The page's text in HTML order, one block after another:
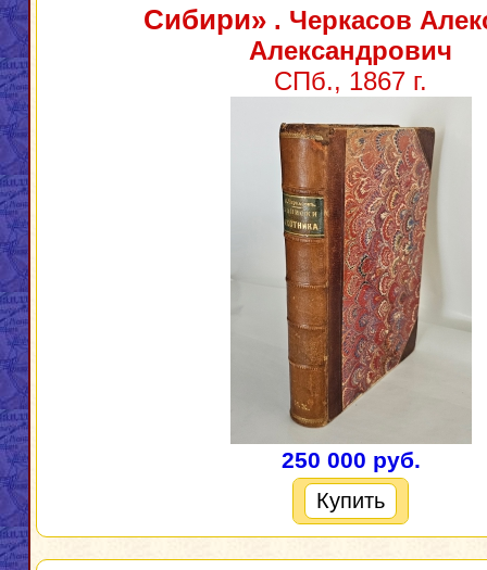
Сибири». Черкасов
Александрович
СПб., 1867 г.
250 000 руб.
Купить